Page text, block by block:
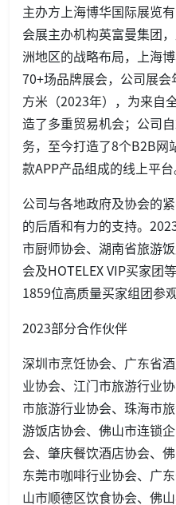
主办方上海博华国际展览
会展主办机构英富曼集团
洲地区的战略布局，上海
70+场品牌展会，公司展
方米（2023年），为来自
造了多重贸易机会；公司
务，至今打造了8个B2B网
款APP产品组成的线上平台
公司与各地政府及协会的
的后盾和有力的支持。
市厨师协会、湖南省旅游
会及HOTELEX VIP买家团
1859位高质量买家组团参
2023部分合作伙伴
深圳市烹饪协会、广东省
业协会、江门市旅游行业
市旅游行业协会、珠海市
游饭店协会、佛山市连锁
会、肇庆餐饮酒店协会、
东莞市咖啡行业协会、广
山市顺德区饮食协会、佛